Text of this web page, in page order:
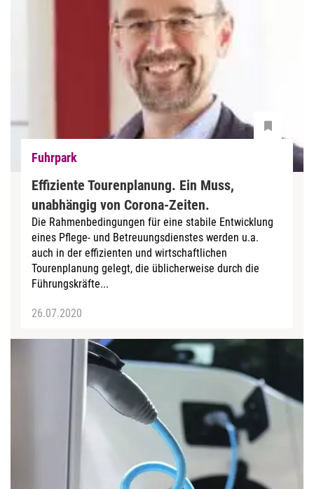
Fuhrpark
Effiziente Tourenplanung. Ein Muss,
unabhängig von Corona-Zeiten.
Die Rahmenbedingungen für eine stabile Entwicklung
eines Pflege- und Betreuungsdienstes werden u.a.
auch in der effizienten und wirtschaftlichen
Tourenplanung gelegt, die üblicherweise durch die
Führungskräfte...
26.07.2020